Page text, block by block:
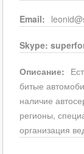
Email:
Skype:
Описание:
битые
наличие
регионы,
организация